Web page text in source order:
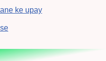
ke upay